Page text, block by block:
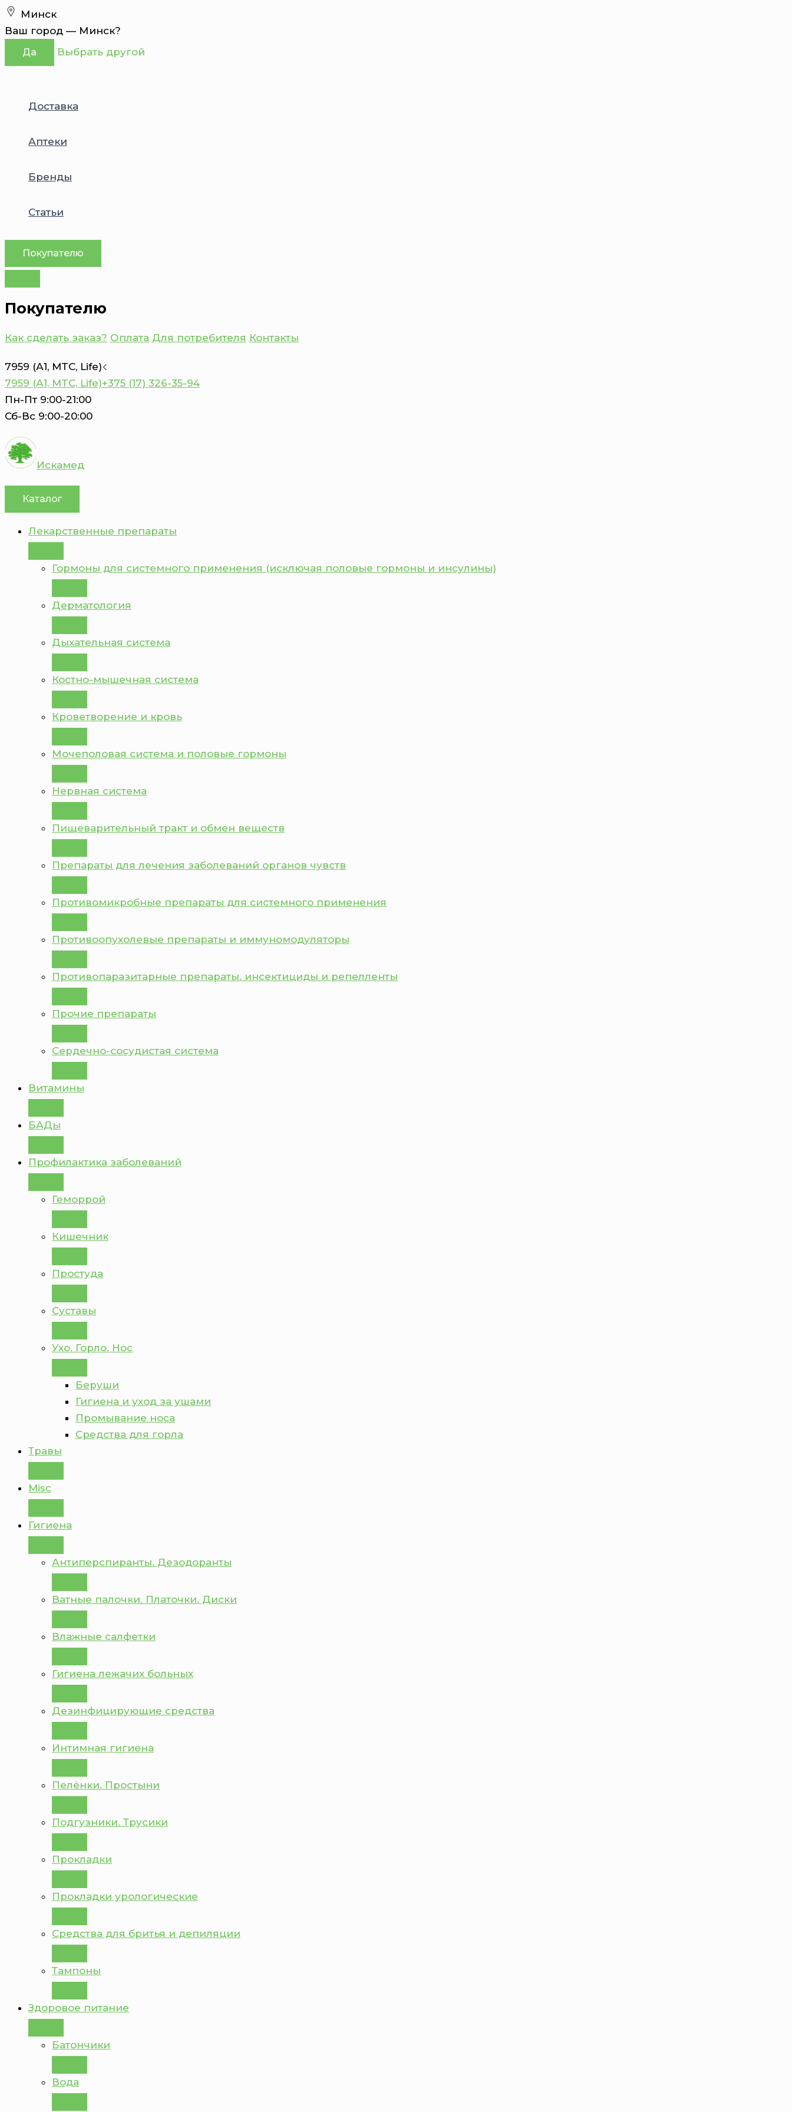
Перейти
к
содержимому
Минск
Ваш город — Минск?
Да Выбрать другой
Доставка
Аптеки
Бренды
Статьи
Покупателю
Покупателю
Как сделать заказ? Оплата Для потребителя Контакты
7959 (А1, MTC, Life)
7959 (А1, MTC, Life)+375 (17) 326-35-94
Пн-Пт 9:00-21:00
Сб-Вс 9:00-20:00
Искамед
Каталог
Лекарственные препараты
Гормоны для системного применения (исключая половые гормоны и инсулины)
Дерматология
Дыхательная система
Костно-мышечная система
Кроветворение и кровь
Мочеполовая система и половые гормоны
Нервная система
Пищеварительный тракт и обмен веществ
Препараты для лечения заболеваний органов чувств
Противомикробные препараты для системного применения
Противоопухолевые препараты и иммуномодуляторы
Противопаразитарные препараты. инсектициды и репелленты
Прочие препараты
Сердечно-сосудистая система
Витамины
БАДы
Профилактика заболеваний
Геморрой
Кишечник
Простуда
Суставы
Ухо. Горло. Нос
Беруши
Гигиена и уход за ушами
Промывание носа
Средства для горла
Травы
Misc
Гигиена
Антиперспиранты. Дезодоранты
Ватные палочки. Платочки. Диски
Влажные салфетки
Гигиена лежачих больных
Дезинфицирующие средства
Интимная гигиена
Пелёнки. Простыни
Подгузники. Трусики
Прокладки
Прокладки урологические
Средства для бритья и депиляции
Тампоны
Здоровое питание
Батончики
Вода